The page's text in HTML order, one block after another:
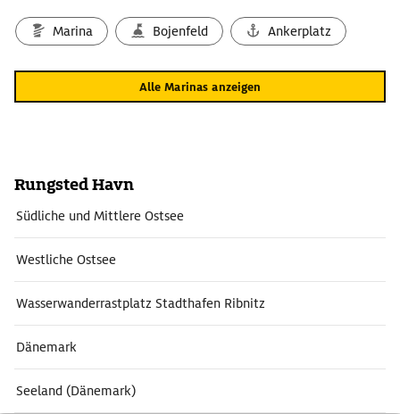
Marina Bojenfeld Ankerplatz
Alle Marinas anzeigen
Rungsted Havn
Südliche und Mittlere Ostsee
Westliche Ostsee
Wasserwanderrastplatz Stadthafen Ribnitz
Dänemark
Seeland (Dänemark)